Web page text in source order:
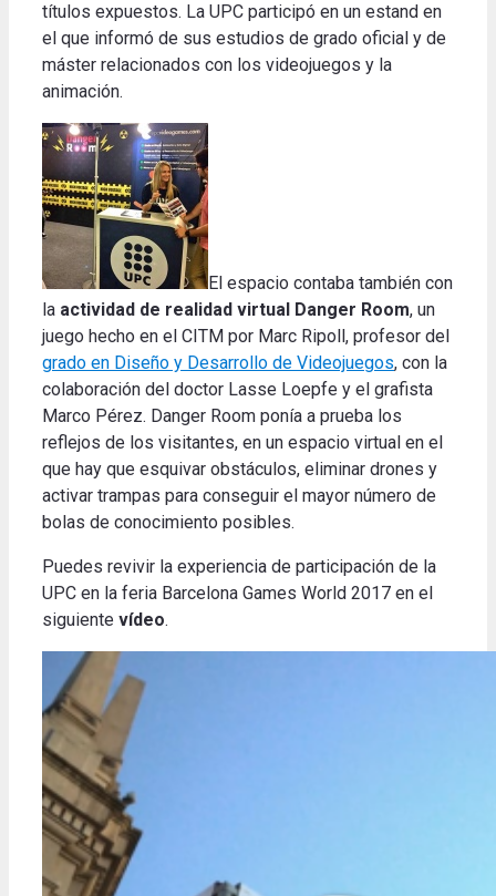
títulos expuestos. La UPC participó en un estand en
el que informó de sus estudios de grado oficial y de
máster relacionados con los videojuegos y la
animación.
El espacio contaba también con
la actividad de realidad virtual Danger Room, un
juego hecho en el CITM por Marc Ripoll, profesor del
grado en Diseño y Desarrollo de Videojuegos, con la
colaboración del doctor Lasse Loepfe y el grafista
Marco Pérez. Danger Room ponía a prueba los
reflejos de los visitantes, en un espacio virtual en el
que hay que esquivar obstáculos, eliminar drones y
activar trampas para conseguir el mayor número de
bolas de conocimiento posibles.
Puedes revivir la experiencia de participación de la
UPC en la feria Barcelona Games World 2017 en el
siguiente vídeo.